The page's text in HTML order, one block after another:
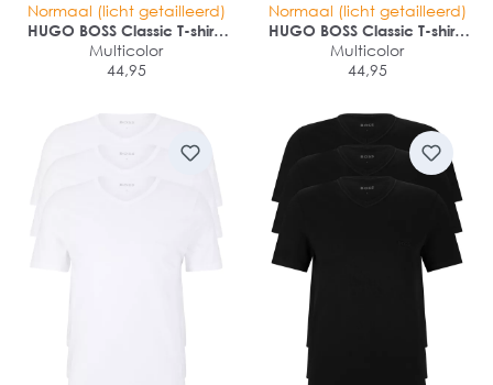
Normaal (licht getailleerd)
HUGO BOSS Classic T-shirts
regular fit (3-pack)
Multicolor
44,95
Normaal (licht getailleerd)
HUGO BOSS Classic T-shirts
regular fit (3-pack)
Multicolor
44,95